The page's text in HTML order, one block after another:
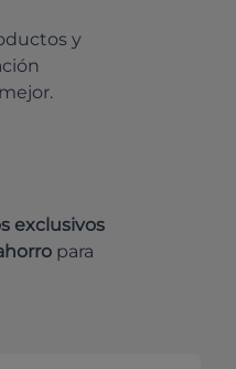
y
exclusivos
para